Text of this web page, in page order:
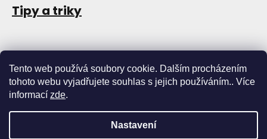
Tento web používá soubory cookie. Dalším procházením
tohoto webu vyjadřujete souhlas s jejich používáním.. Více
informací zde.
Nastavení
Tipy a triky
. Všechna práva vyhrazena.